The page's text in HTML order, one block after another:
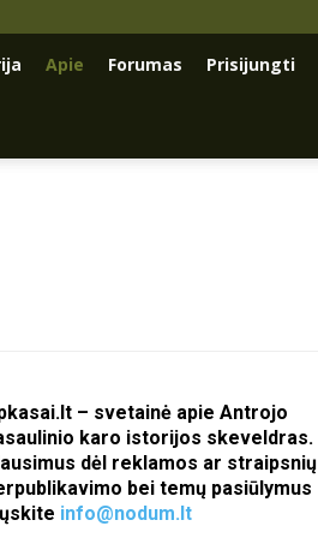
Apie Forumas Prisijungti
– svetainė apie Antrojo
karo istorijos skeveldras.
dėl reklamos ar straipsnių
bei temų pasiūlymus
info@nodum.lt